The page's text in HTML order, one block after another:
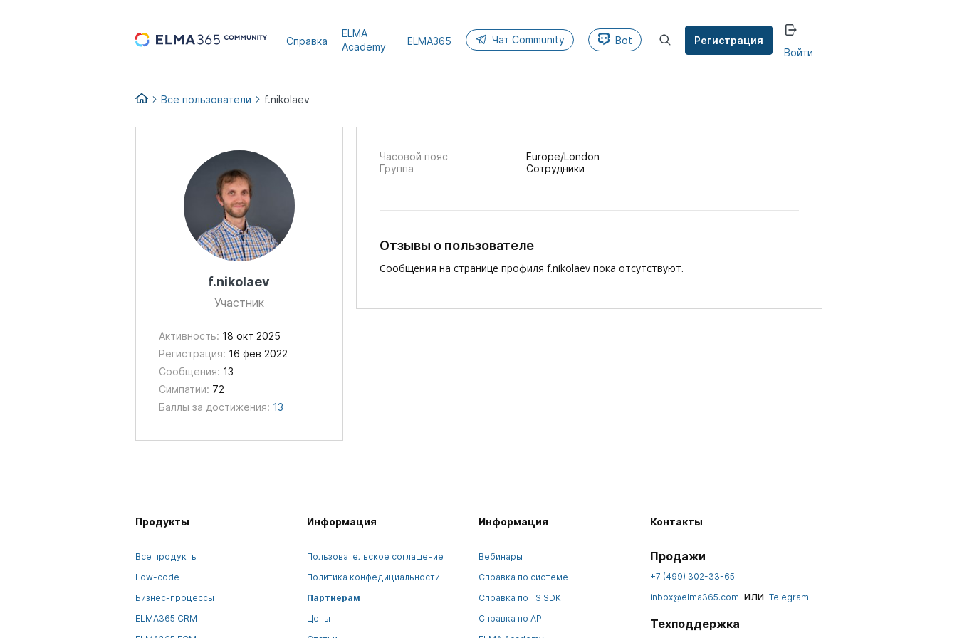
Справка
ELMA
Academy
ELMA365 Чат Community Bot
Регистрация
Войти
Все пользователи f.nikolaev
f.nikolaev
Участник
Активность: 18 окт 2025
Регистрация: 16 фев 2022
Сообщения: 13
Симпатии: 72
Баллы за достижения: 13
Часовой пояс
Europe/London
Группа
Сотрудники
Отзывы о пользователе
Сообщения на странице профиля f.nikolaev пока отсутствуют.
Продукты
Все продукты
Low-code
Бизнес-процессы
ELMA365 CRM
Информация
Пользовательское соглашение
Политика конфедициальности
Партнерам
Цены
Информация
Вебинары
Справка по системе
Справка по TS SDK
Справка по API
Контакты
Продажи
+7 (499) 302-33-65
inbox@elma365.com или Telegram
Техподдержка